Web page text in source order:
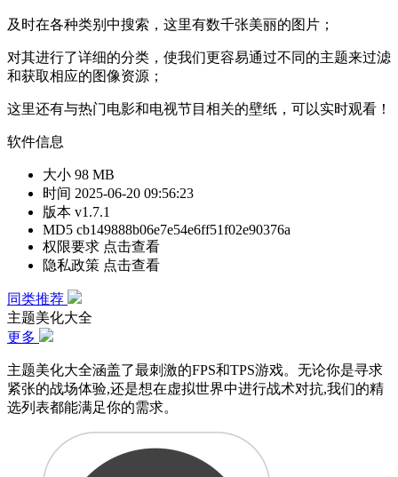
及时在各种类别中搜索，这里有数千张美丽的图片；
对其进行了详细的分类，使我们更容易通过不同的主题来过滤
和获取相应的图像资源；
这里还有与热门电影和电视节目相关的壁纸，可以实时观看！
软件信息
大小 98 MB
时间 2025-06-20 09:56:23
版本 v1.7.1
MD5 cb149888b06e7e54e6ff51f02e90376a
权限要求 点击查看
隐私政策 点击查看
同类推荐
主题美化大全
更多
主题美化大全涵盖了最刺激的FPS和TPS游戏。无论你是寻求
紧张的战场体验,还是想在虚拟世界中进行战术对抗,我们的精
选列表都能满足你的需求。